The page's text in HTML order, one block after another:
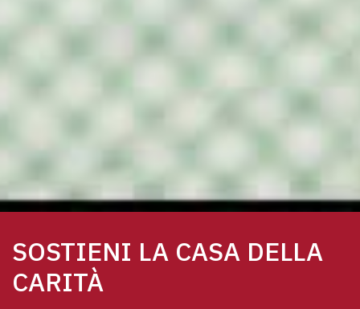
SOSTIENI LA CASA DELLA
CARITÀ